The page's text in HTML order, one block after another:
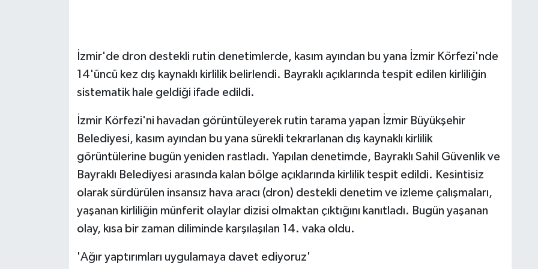
İzmir'de dron destekli rutin denetimlerde, kasım ayından bu yana İzmir Körfezi'nde
14'üncü kez dış kaynaklı kirlilik belirlendi. Bayraklı açıklarında tespit edilen kirliliğin
sistematik hale geldiği ifade edildi.
İzmir Körfezi'ni havadan görüntüleyerek rutin tarama yapan İzmir Büyükşehir
Belediyesi, kasım ayından bu yana sürekli tekrarlanan dış kaynaklı kirlilik
görüntülerine bugün yeniden rastladı. Yapılan denetimde, Bayraklı Sahil Güvenlik ve
Bayraklı Belediyesi arasında kalan bölge açıklarında kirlilik tespit edildi. Kesintisiz
olarak sürdürülen insansız hava aracı (dron) destekli denetim ve izleme çalışmaları,
yaşanan kirliliğin münferit olaylar dizisi olmaktan çıktığını kanıtladı. Bugün yaşanan
olay, kısa bir zaman diliminde karşılaşılan 14. vaka oldu.
'Ağır yaptırımları uygulamaya davet ediyoruz'
GÜNDEM
HABERDE İNSAN
İş Dünyası
Jandarma